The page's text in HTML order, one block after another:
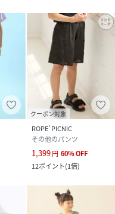
クーポン対象
ROPE' PICNIC
その他のパンツ
1,399円 60%OFF
12ポイント(1倍)